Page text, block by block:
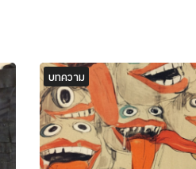
บทความ